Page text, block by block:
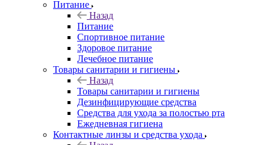
Питание
Назад
Питание
Спортивное питание
Здоровое питание
Лечебное питание
Товары санитарии и гигиены
Назад
Товары санитарии и гигиены
Дезинфицирующие средства
Средства для ухода за полостью рта
Ежедневная гигиена
Контактные линзы и средства ухода